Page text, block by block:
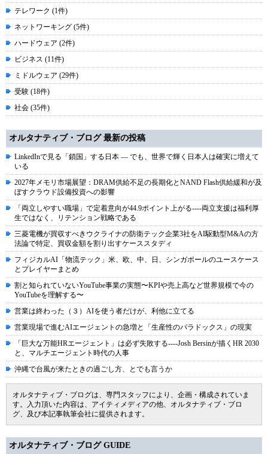
テレワーク (1件)
ネットワーキング (5件)
ハードウェア (2件)
ビジネス (11件)
ミドルウェア (29件)
受験 (18件)
社会 (35件)
オルタナティブ・ブログ 最新の投稿
LinkedInで見る「鎖国」する日本 ― でも、世界で輝く日本人は確実に増えて
いる
2027年メモリ市場展望：DRAM供給不足の長期化とNAND Flash供給緩和が及
ぼすクラウド設備投資への影響
「両立しやすい職場」で定着意向が44.9ポイント上がる----両立支援は福利厚
生ではなく、リテンション戦略である
三菱電機が買収すべきウクライナの防衛テック企業3社をAI駆動型M&Aの方
法論で特定、買収金額を割り出すケーススタディ
フィジカルAI「物流テック」米、欧、中、日、シンガポールのユースケース
とプレイヤーまとめ
割と知られていないYouTube事業の実態〜KPIや売上高など世界規模で今の
YouTubeを理解する〜
営業は終わった（３）AIを使う者だけが、利他に立てる
営業現場で進むAIエージェントの急増と「生産性のパラドックス」の現実
「巨大な万能HRエージェント」は必ず失敗する----Josh Bersinが描くHR 2030
と、マルチエージェント時代の人事
沖縄で台風が来たときの過ごし方、とでも言うか
オルタナティブ・ブログは、専門スタッフにより、企画・構成されていま
す。入力頂いた内容は、アイティメディアの他、オルタナティブ・ブロ
グ、及び本記事執筆会社に提供されます。
オルタナティブ・ブログ GUIDE